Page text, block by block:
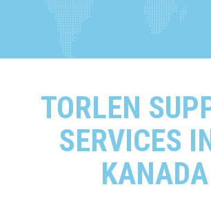
TORLEN
SERVICES
KANADA